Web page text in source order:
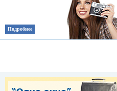
Подробнее